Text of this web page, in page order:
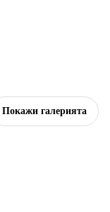
Покажи галерията